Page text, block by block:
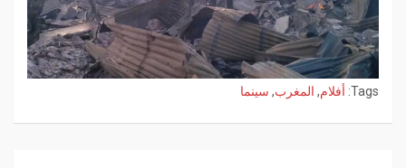
Tags: أفلام, المغرب, سينما